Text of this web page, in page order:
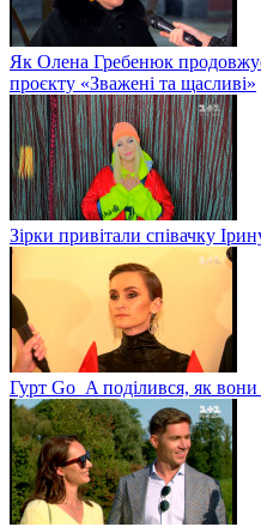
Як Олена Гребенюк
проєкту «Зважені та щасливі»
Зірки привітали співачку
Гурт Go_A поділився, як